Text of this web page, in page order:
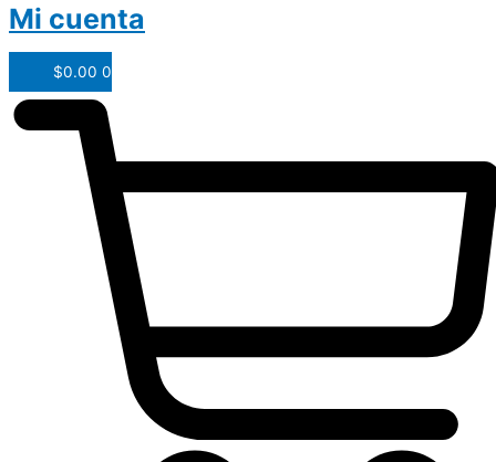
Mi cuenta
$0.00 0